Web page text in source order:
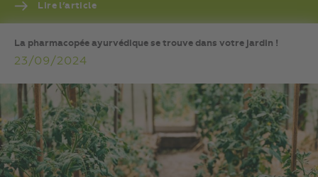
Lire l’article
La pharmacopée ayurvédique se trouve dans votre jardin !
23/09/2024